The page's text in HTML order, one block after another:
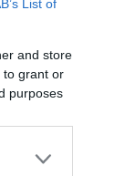
List of
and store
to grant or
purposes